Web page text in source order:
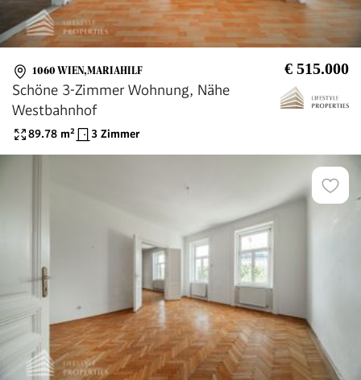
1060 WIEN,MARIAHILF € 515.000
Schöne 3-Zimmer Wohnung, Nähe
Westbahnhof
89.78 m² 3 Zimmer